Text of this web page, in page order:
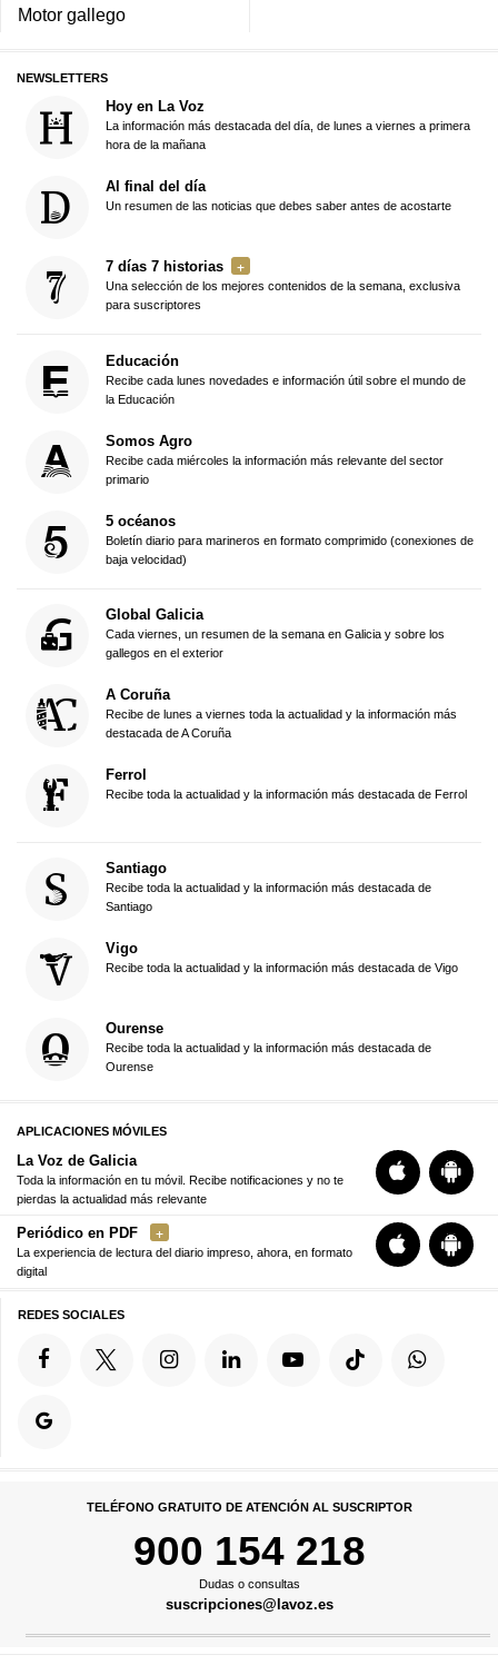
Motor gallego
NEWSLETTERS
Hoy en La Voz
La información más destacada del día, de lunes a viernes a primera
hora de la mañana
Al final del día
Un resumen de las noticias que debes saber antes de acostarte
7 días 7 historias
Una selección de los mejores contenidos de la semana, exclusiva
para suscriptores
Educación
Recibe cada lunes novedades e información útil sobre el mundo de
la Educación
Somos Agro
Recibe cada miércoles la información más relevante del sector
primario
5 océanos
Boletín diario para marineros en formato comprimido (conexiones de
baja velocidad)
Global Galicia
Cada viernes, un resumen de la semana en Galicia y sobre los
gallegos en el exterior
A Coruña
Recibe de lunes a viernes toda la actualidad y la información más
destacada de A Coruña
Ferrol
Recibe toda la actualidad y la información más destacada de Ferrol
Santiago
Recibe toda la actualidad y la información más destacada de
Santiago
Vigo
Recibe toda la actualidad y la información más destacada de Vigo
Ourense
Recibe toda la actualidad y la información más destacada de
Ourense
APLICACIONES MÓVILES
La Voz de Galicia
Toda la información en tu móvil. Recibe notificaciones y no te
pierdas la actualidad más relevante
Periódico en PDF
La experiencia de lectura del diario impreso, ahora, en formato
digital
REDES SOCIALES
TELÉFONO GRATUITO DE ATENCIÓN AL SUSCRIPTOR
900 154 218
Dudas o consultas
suscripciones@lavoz.es